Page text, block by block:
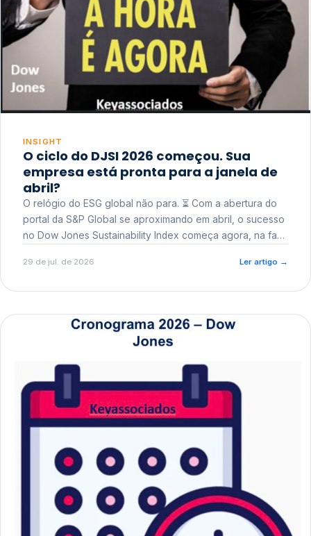
INSIGHT
O ciclo do DJSI 2026 começou. Sua
empresa está pronta para a janela de
abril?
O relógio do ESG global não para. ⏳ Com a abertura do
portal da S&P Global se aproximando em abril, o sucesso
no Dow Jones Sustainability Index começa agora, na fase
29 de jul. de 2026 Ler artigo →